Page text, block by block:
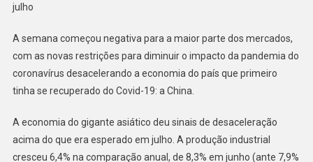
De
Desaceleração
Maior
Mercado
De
Petróleo
julho
A semana começou negativa para a maior parte dos mercados,
com as novas restrições para diminuir o impacto da pandemia do
coronavírus desacelerando a economia do país que primeiro
tinha se recuperado do Covid-19: a China.
A economia do gigante asiático deu sinais de desaceleração
acima do que era esperado em julho. A produção industrial
cresceu 6,4% na comparação anual, de 8,3% em junho (ante 7,9%